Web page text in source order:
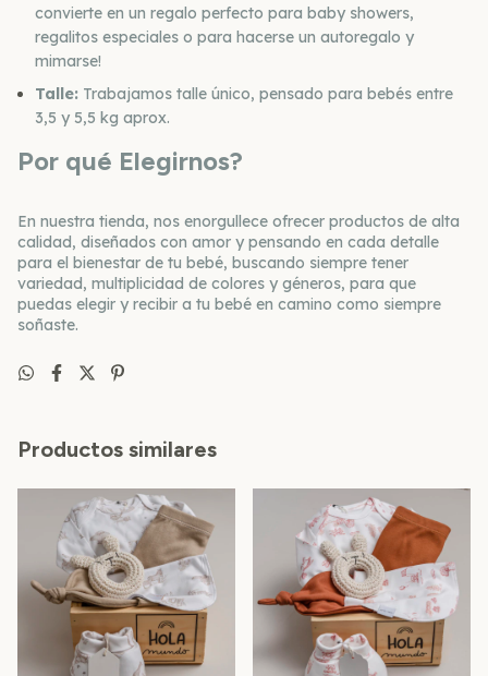
convierte en un regalo perfecto para baby showers,
regalitos especiales o para hacerse un autoregalo y
mimarse!
Talle: Trabajamos talle único, pensado para bebés entre
3,5 y 5,5 kg aprox.
Por qué Elegirnos?
En nuestra tienda, nos enorgullece ofrecer productos de alta
calidad, diseñados con amor y pensando en cada detalle
para el bienestar de tu bebé, buscando siempre tener
variedad, multiplicidad de colores y géneros, para que
puedas elegir y recibir a tu bebé en camino como siempre
soñaste.
Productos similares